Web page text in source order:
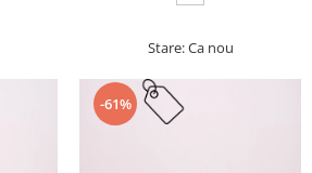
Stare: Ca nou
-61%